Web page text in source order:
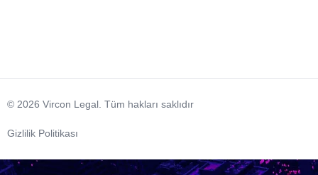
© 2026 Vircon Legal. Tüm hakları saklıdır
Gizlilik Politikası